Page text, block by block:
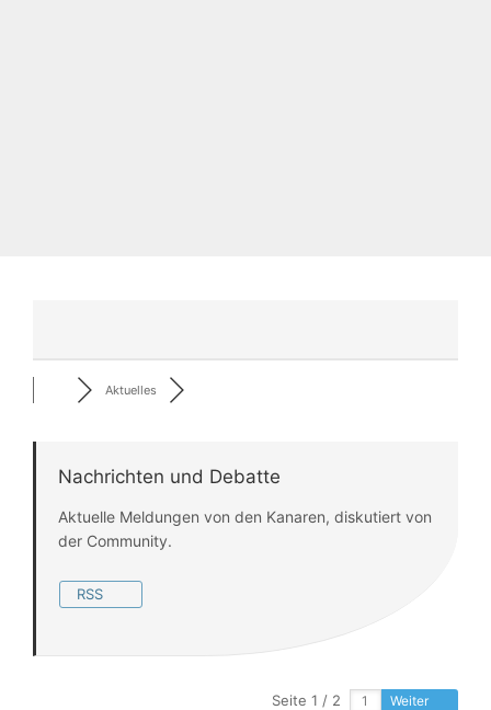
Aktuelles
Nachrichten und Debatte
Aktuelle Meldungen von den Kanaren, diskutiert von
der Community.
RSS
Seite 1 / 2 Weiter